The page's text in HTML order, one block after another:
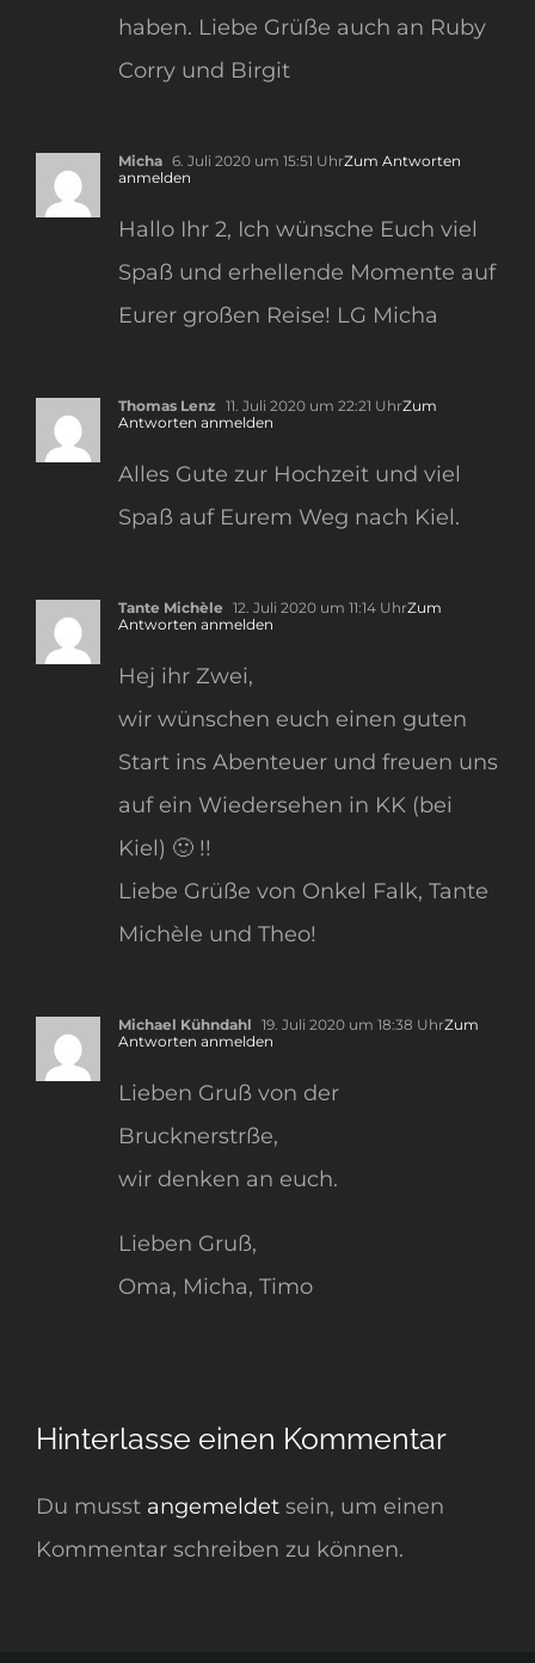
haben. Liebe Grüße auch an Ruby
Corry und Birgit
Micha 6. Juli 2020 um 15:51 UhrZum Antworten
anmelden
Hallo Ihr 2, Ich wünsche Euch viel
Spaß und erhellende Momente auf
Eurer großen Reise! LG Micha
Thomas Lenz 11. Juli 2020 um 22:21 UhrZum
Antworten anmelden
Alles Gute zur Hochzeit und viel
Spaß auf Eurem Weg nach Kiel.
Tante Michèle 12. Juli 2020 um 11:14 UhrZum
Antworten anmelden
Hej ihr Zwei,
wir wünschen euch einen guten
Start ins Abenteuer und freuen uns
auf ein Wiedersehen in KK (bei
Kiel) 🙂 !!
Liebe Grüße von Onkel Falk, Tante
Michèle und Theo!
Michael Kühndahl 19. Juli 2020 um 18:38 UhrZum
Antworten anmelden
Lieben Gruß von der
Brucknerstrße,
wir denken an euch.
Lieben Gruß,
Oma, Micha, Timo
Hinterlasse einen Kommentar
Du musst angemeldet sein, um einen
Kommentar schreiben zu können.